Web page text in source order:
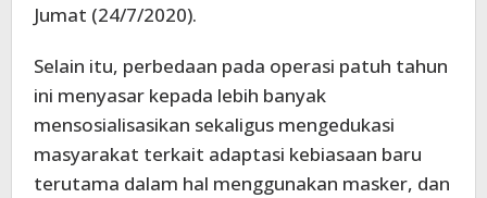
Jumat (24/7/2020).
Selain itu, perbedaan pada operasi patuh tahun
ini menyasar kepada lebih banyak
mensosialisasikan sekaligus mengedukasi
masyarakat terkait adaptasi kebiasaan baru
terutama dalam hal menggunakan masker, dan